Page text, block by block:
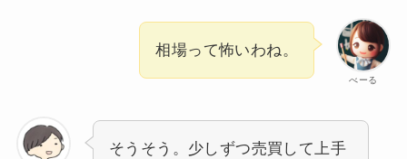
べーる
相場って怖いわね。
そうそう。少しずつ売買して上手